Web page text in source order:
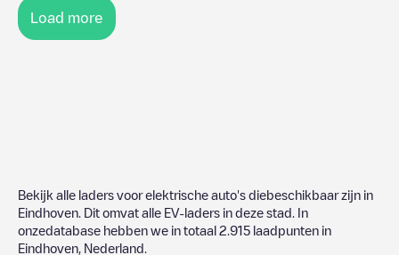
Load more
Bekijk alle laders voor elektrische auto's diebeschikbaar zijn in
Eindhoven . Dit omvat alle EV-laders in deze stad. In
onzedatabase hebben we in totaal 2.915 laadpunten in
Eindhoven Nederland